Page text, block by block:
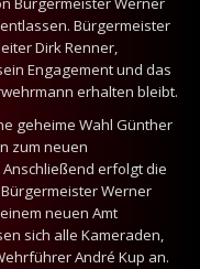
Bürgermeister
Dirk Renner,
Engagement und das
erhalten bleibt.
geheime Wahl Günther
zum neuen
erfolgt die
Werner
neuen Amt
sich alle Kameraden,
André Kup an.